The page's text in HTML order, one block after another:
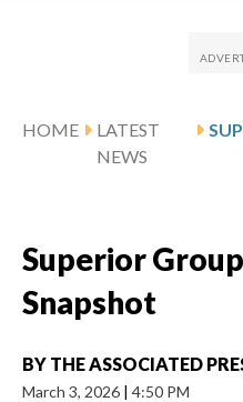
HOME
LATEST
NEWS
Superior
Snapshot
BY THE ASSOCIATED
March 3, 2026 | 4:50 PM